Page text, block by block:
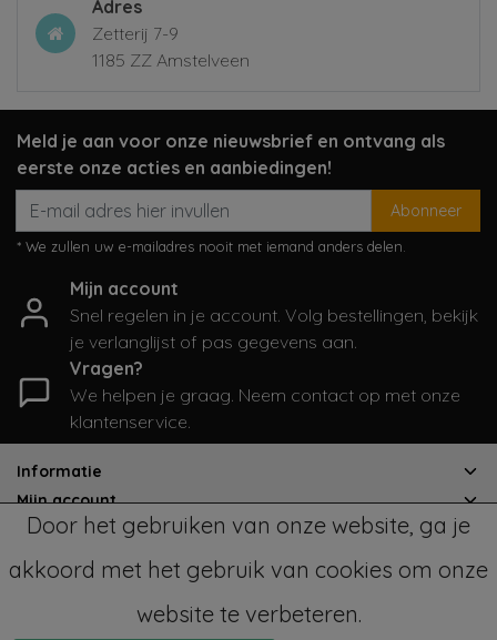
Adres
Zetterij 7-9
1185 ZZ Amstelveen
Meld je aan voor onze nieuwsbrief en ontvang als
eerste onze acties en aanbiedingen!
Abonneer
* We zullen uw e-mailadres nooit met iemand anders delen.
Mijn account
Snel regelen in je account. Volg bestellingen, bekijk
je verlanglijst of pas gegevens aan.
Vragen?
We helpen je graag. Neem contact op met onze
klantenservice.
Informatie
Mijn account
Categorieën
Contactgegevens
© Copyright 2026 - SampleSale4Kids | RealisatieInStijl Media
Door het gebruiken van onze website, ga je
akkoord met het gebruik van cookies om onze
website te verbeteren.